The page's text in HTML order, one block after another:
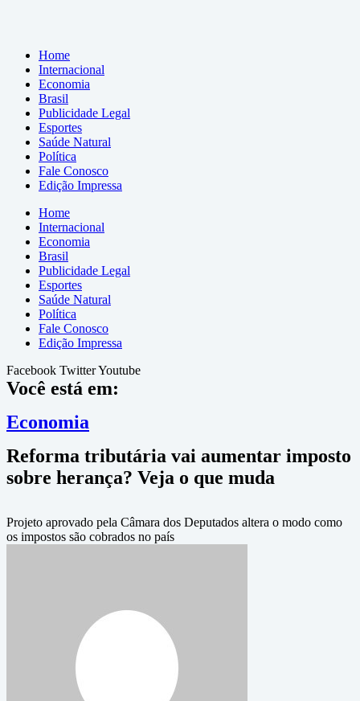
Home
Internacional
Economia
Brasil
Publicidade Legal
Esportes
Saúde Natural
Política
Fale Conosco
Edição Impressa
Home
Internacional
Economia
Brasil
Publicidade Legal
Esportes
Saúde Natural
Política
Fale Conosco
Edição Impressa
Facebook TwitterYoutube
Você está em:
Economia
Reforma tributária vai aumentar imposto
sobre herança? Veja o que muda
Projeto aprovado pela Câmara dos Deputados altera o modo como
os impostos são cobrados no país